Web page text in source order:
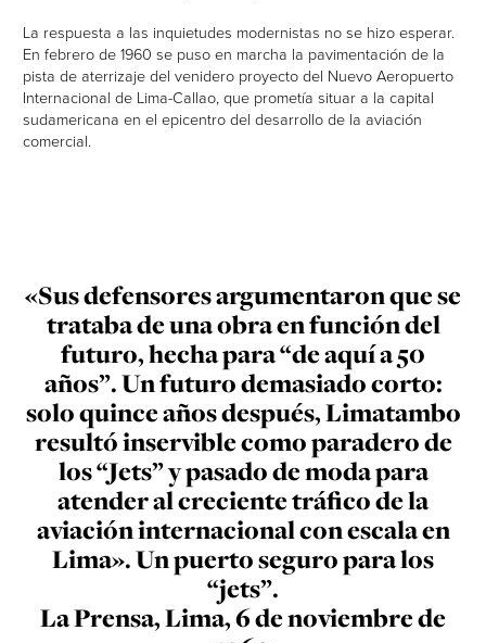
La respuesta a las inquietudes modernistas no se hizo esperar.
En febrero de 1960 se puso en marcha la pavimentación de la
pista de aterrizaje del venidero proyecto del Nuevo Aeropuerto
Internacional de Lima-Callao, que prometía situar a la capital
sudamericana en el epicentro del desarrollo de la aviación
comercial.
«Sus defensores argumentaron que se
trataba de una obra en función del
futuro, hecha para “de aquí a 50
años”. Un futuro demasiado corto:
solo quince años después, Limatambo
resultó inservible como paradero de
los “Jets” y pasado de moda para
atender al creciente tráfico de la
aviación internacional con escala en
Lima». Un puerto seguro para los
“jets”.
La Prensa, Lima, 6 de noviembre de